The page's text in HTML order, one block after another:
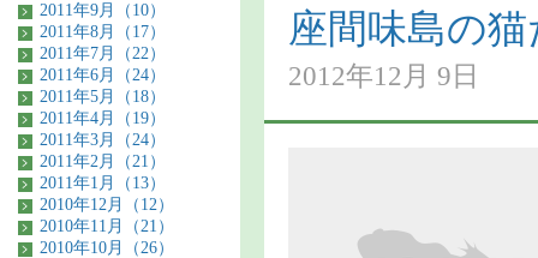
座間味島の
2012年12月 9日
2011年9月（10）
2011年8月（17）
2011年7月（22）
2011年6月（24）
2011年5月（18）
2011年4月（19）
2011年3月（24）
2011年2月（21）
2011年1月（13）
2010年12月（12）
2010年11月（21）
2010年10月（26）